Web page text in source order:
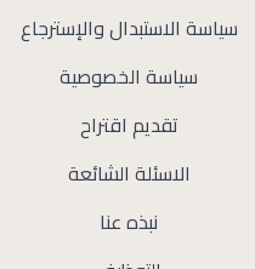
سياسة الاستبدال والإسترجاع
سياسة الخصوصية
تقديم اقتراح
الاسئلة الشائعة
نبذه عنا